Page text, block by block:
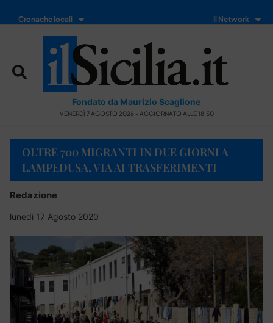
Cronache locali Il Network
Fondato da Maurizio Scaglione
VENERDÌ 7 AGOSTO 2026 - AGGIORNATO ALLE 18:50
OLTRE 700 MIGRANTI IN DUE GIORNI A
LAMPEDUSA, VIA AI TRASFERIMENTI
Redazione
lunedì 17 Agosto 2020